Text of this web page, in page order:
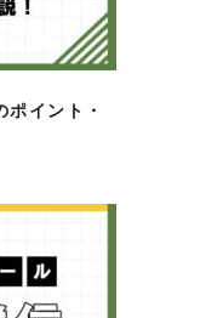
イント・